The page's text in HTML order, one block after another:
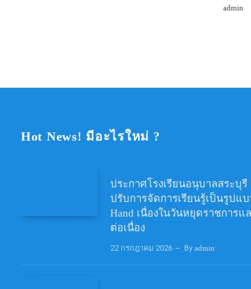
admin
Hot News! มีอะไรใหม่ ?
ประกาศโรงเรียนอนุบาลสระบุรี
ปรับการจัดการเรียนรู้เป็นรูปแบ
Hand เนื่องในวันหยุดราชการแ
ต่อเนื่อง
22 กรกฎาคม 2026 By admin